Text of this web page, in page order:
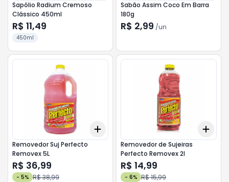
Sapólio Radium Cremoso
Clássico 450ml
R$ 11,49
450ml
Sabão Assim Coco Em Barra
180g
R$ 2,99 /un
Add
Removedor Suj Perfecto
Removex 5L
R$ 36,99
- 5% R$ 38,99
Add
Removedor de Sujeiras
Perfecto Removex 2l
R$ 14,99
- 6% R$ 15,99